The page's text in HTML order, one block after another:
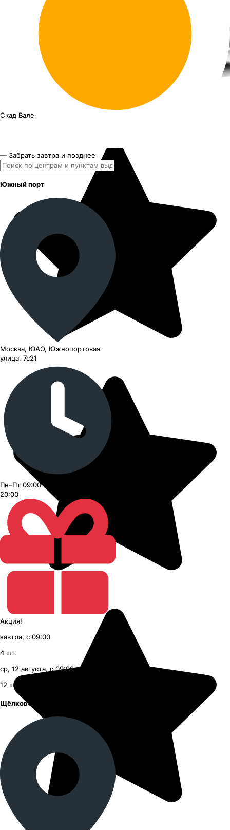
Скад Валенсия
— Забрать завтра и позднее
Южный порт
Москва, ЮАО, Южнопортовая
улица, 7с21
Пн–Пт 09:00–21:00, Сб–Вс 09:00–
20:00
Акция!
завтра, с 09:00
4 шт.
ср, 12 августа, с 09:00
12 шт.
Щёлковское шоссе